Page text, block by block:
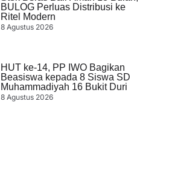
BULOG Perluas Distribusi ke
Ritel Modern
8 Agustus 2026
HUT ke-14, PP IWO Bagikan
Beasiswa kepada 8 Siswa SD
Muhammadiyah 16 Bukit Duri
8 Agustus 2026